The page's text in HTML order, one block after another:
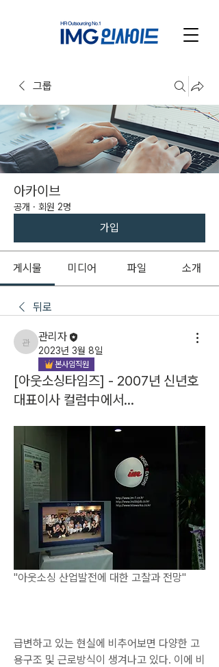
그룹
아카이브
공개 · 회원 2명
가입
게시물 미디어 파일 소개
뒤로
관리자
관리자
2023년 3월 8일
본사임직원
[아웃소싱타임즈] - 2007년 신년호
대표이사 컬럼中에서...
"아웃소싱 산업발전에 대한 고찰과 전망"
급변하고 있는 현실에 비추어보면 다양한 고
용구조 및 근로방식이 생겨나고 있다. 이에 비